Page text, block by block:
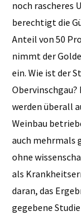
noch rascheres
berechtigt die
Anteil von 50
nimmt der
ein. Wie ist der
werden überall
Weinbau
auch mehrmals
ohne
als
daran, das
gegebene